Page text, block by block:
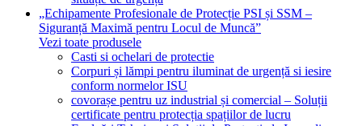
„Echipamente Profesionale de Protecție PSI și SSM –
Siguranță Maximă pentru Locul de Muncă”
Vezi toate produsele
Casti si ochelari de protectie
Corpuri și lămpi pentru iluminat de urgență si iesire
conform normelor ISU
covorașe pentru uz industrial și comercial – Soluții
certificate pentru protecția spațiilor de lucru